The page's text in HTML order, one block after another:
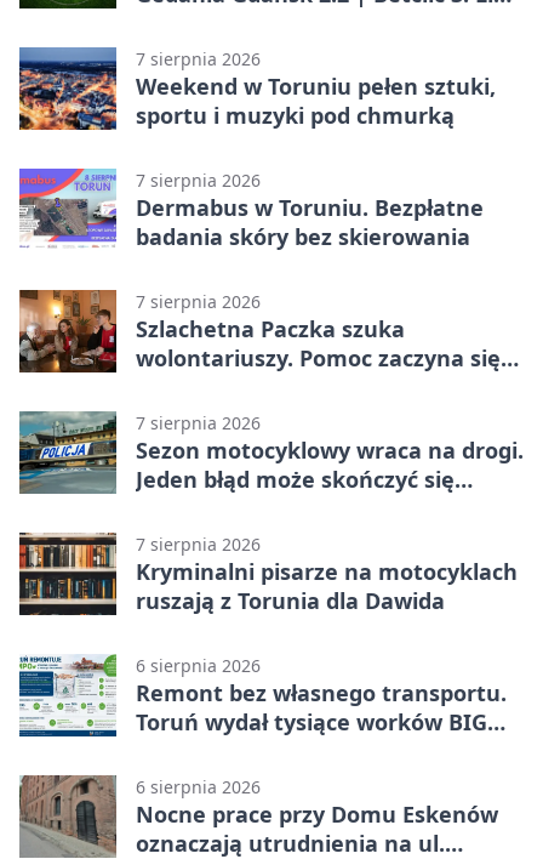
7 sierpnia 2026
Weekend w Toruniu pełen sztuki,
sportu i muzyki pod chmurką
7 sierpnia 2026
Dermabus w Toruniu. Bezpłatne
badania skóry bez skierowania
7 sierpnia 2026
Szlachetna Paczka szuka
wolontariuszy. Pomoc zaczyna się
7 sierpnia 2026
Sezon motocyklowy wraca na drogi.
Jeden błąd może skończyć się
7 sierpnia 2026
Kryminalni pisarze na motocyklach
ruszają z Torunia dla Dawida
6 sierpnia 2026
Remont bez własnego transportu.
Toruń wydał tysiące worków BIG
6 sierpnia 2026
Nocne prace przy Domu Eskenów
oznaczają utrudnienia na ul.